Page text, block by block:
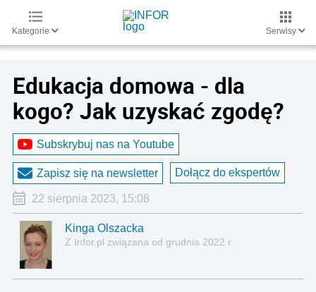
Kategorie Serwisy
Edukacja domowa - dla
kogo? Jak uzyskać zgodę?
Subskrybuj nas na Youtube
Zapisz się na newsletter Dołącz do ekspertów
22 sierpnia 2023, 15:08
Kinga Olszacka
Z Infor.pl związana od grudnia 2022 r.